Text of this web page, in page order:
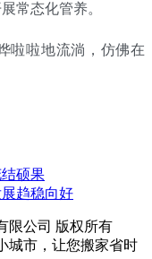
常态化管养。
啦啦地流淌，仿佛在
硕果
趋稳向好
限公司 版权所有
城市，让您搬家省时